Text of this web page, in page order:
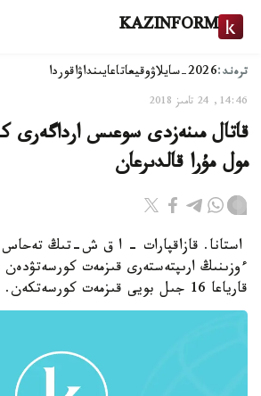
KAZINFORM
ترەند:2026-سايلاۋ وقيعاتاعايىنداۋاقوردا
14:46, 24 تامىز 2018
قاتال مىنەزدى سوعىس ارداگەرى
مول مۇرا قالدىرعان
استانا. قازاقپارات - ا ق ش-تىڭ تەحاس
ءوزىنىڭ ارىپتەستەرى قىزمەت
قارياعا 16 جىل بويى قىزمەت كورسەتكەن.